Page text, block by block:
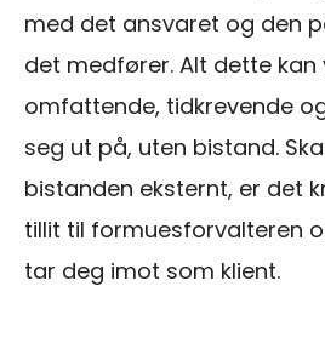
med det ansvaret og den
det medfører. Alt dette kan
omfattende, tidkrevende
seg ut på, uten bistand.
bistanden eksternt, er det
tillit til formuesforvalteren
tar deg imot som klient.